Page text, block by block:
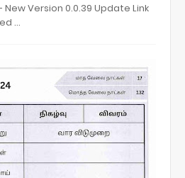
New Version 0.0.39 Update Link
…